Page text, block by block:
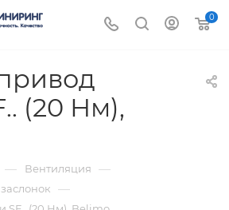
0
(20 Нм),
— Вентиляция —
—